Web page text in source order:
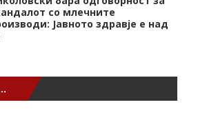
со млечните
Јавното здравје е над